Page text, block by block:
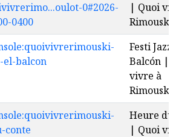
0#2026-
0400
| Quoi
Rimouski
el-balcon
Festi
Balcón |
vivre à
Rimouski
conte
Heure du
| Quoi